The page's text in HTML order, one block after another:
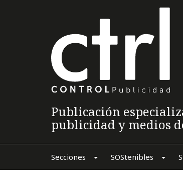
Publicación
publicidad y medios
Secciones SOStenibles